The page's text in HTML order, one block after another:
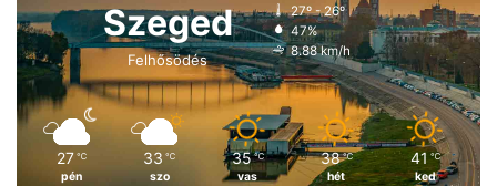
Szeged
Felhősödés
27º - 26º
47%
8.88 km/h
27 ℃
pén
33 ℃
szo
35 ℃
vas
38 ℃
hét
41 ℃
ked